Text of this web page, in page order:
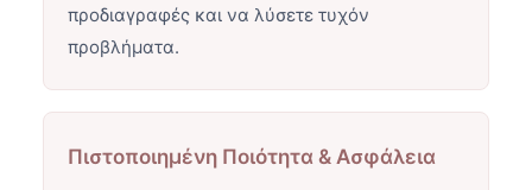
προδιαγραφές και να λύσετε τυχόν
προβλήματα.
Πιστοποιημένη Ποιότητα & Ασφάλεια